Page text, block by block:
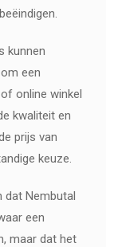
kunnen
een
online winkel
kwaliteit en
prijs van
keuze.
dat Nembutal
een
maar dat het